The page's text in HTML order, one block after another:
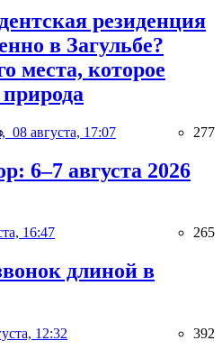
резиденция
в Загульбе?
места, которое
08 августа, 17:07 277
6–7 августа 2026
16:47 265
длиной в
12:32 392